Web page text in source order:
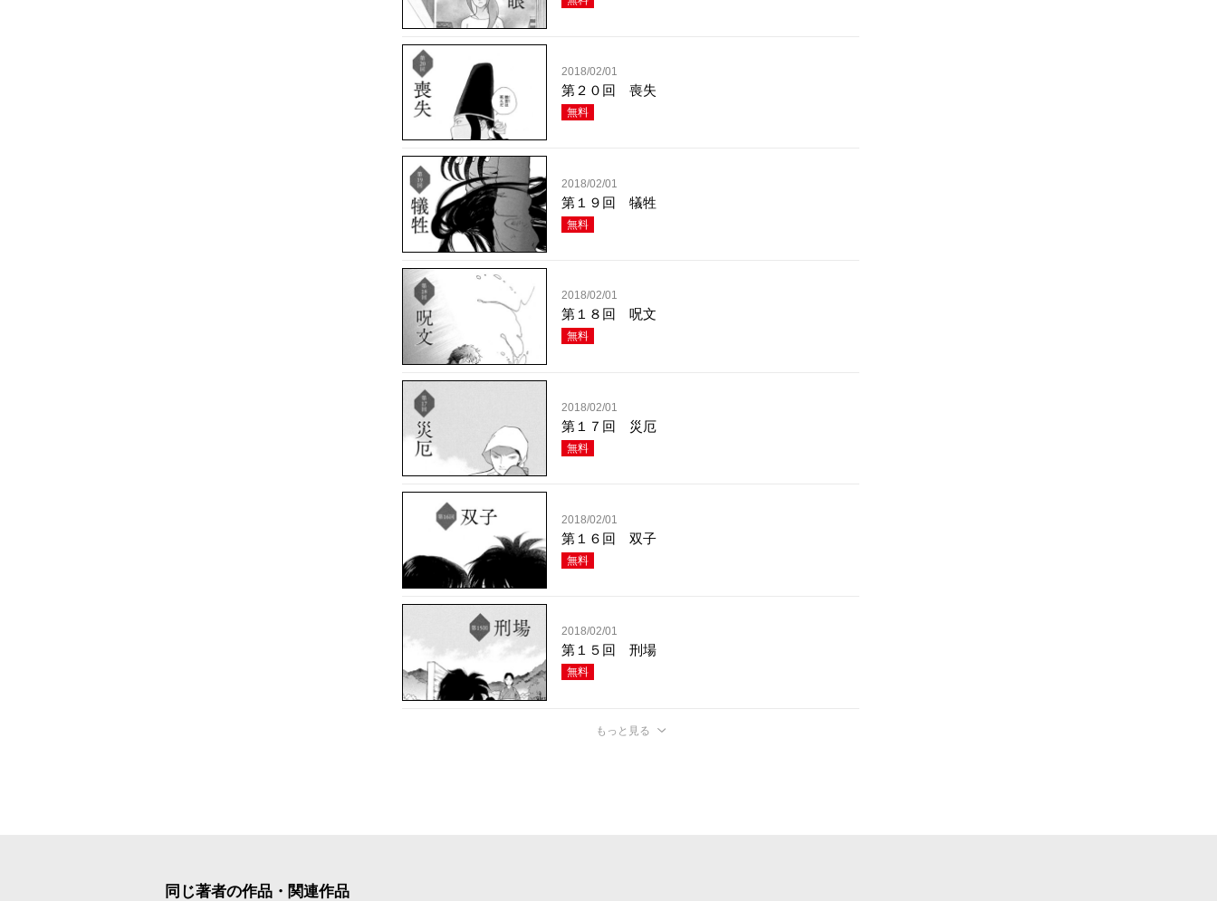
2018/02/01
第２０回 喪失
無料
2018/02/01
第１９回 犠牲
無料
2018/02/01
第１８回 呪文
無料
2018/02/01
第１７回 災厄
無料
2018/02/01
第１６回 双子
無料
2018/02/01
第１５回 刑場
無料
もっと見る
同じ著者の作品・関連作品